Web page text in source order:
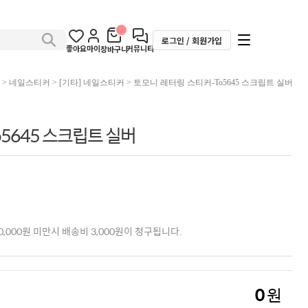
좋아요마이장바구니커뮤니티
로그인 / 회원가입
> 네일스티커 > [기타] 네일스티커 > 토모니 레터링 스티커-To5645 스크립트 실버
스크립트 실버
원 미만시 배송비 3,000원이 청구됩니다.
0원